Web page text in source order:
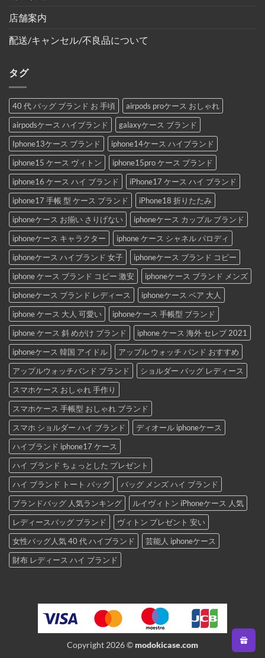
店舗案内
配送/キャンセル/不良品について
タグ
40 代 バッグ ブランド お 手頃
airpods proケース おしゃれ
airpodsケース ハイブランド
galaxyケース ブランド
Iphone13ケース ブランド
iphone14ケース ハイブランド
iphone15 ケース ヴィトン
iphone15pro ケース ブランド
iphone16 ケース ハイ ブランド
iPhone17 ケース ハイ ブランド
iphone17 手帳 型 ケース ブランド
iPhone18 折りたたみ
iphoneケース お揃い さりげない
iphoneケース カップル ブランド
iphoneケース キャラクター
iphone ケース シャネル パロディ
iphoneケース ハイブランド 女子
iphoneケース ブランド コピー
iphone ケース ブランド コピー 激安
iphoneケース ブランド メンズ
iphoneケース ブランド レディース
iphoneケース ペア 大人
iphone ケース 大人 可愛い
iphoneケース 手帳型 ブランド
iphone ケース 斜 めがけ ブランド
iphone ケース 海外 セレブ 2021
iphoneケース 韓国 アイドル
アップル ウォッチ バンド おすすめ
アップルウォッチバンド ブランド
ショルダー バッグ レディース
スマホケース おしゃれ 手作り
スマホケース 手帳型 おしゃれ ブランド
スマホ ショルダー ハイ ブランド
ディオール iphoneケース
ハイブランド iphone17 ケース
ハイ ブランド ちょっとした プレゼント
ハイ ブランド トート バッグ
バッグ メンズ ハイ ブランド
ブランドバッグ 人気ランキング
ルイヴィトン iPhoneケース 人気
レディースバッグ ブランド
ヴィトン プレゼント 安い
女性バッグ人気 40 代 ハイブランド
芸能人 iphoneケース
財布 レディース ハイ ブランド
Copyright 2026 ©modokicase.com